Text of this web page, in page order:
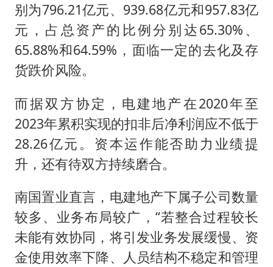
别为796.21亿元、939.68亿元和957.83亿
元，占总资产的比例分别达65.30%、
65.88%和64.59%，面临一定的去化及存
货跌价风险。
而据双方协定，电建地产在2020年至
2023年累积实现的扣非后净利润应不低于
28.26亿元。资本运作能否助力业绩提
升，还有待双方持续磨合。
南国置业直言，电建地产下属子公司数量
较多、业务布局较广，“若整合过程较长
未能有效协同，将引发业务发展缓慢、资
金使用效率下降、人员结构不稳定和管理